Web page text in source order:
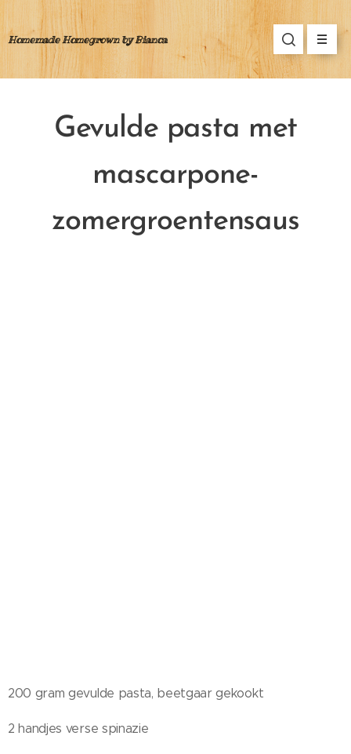
Homemade Homegrown by Bianca
Gevulde pasta met
mascarpone-
zomergroentensaus
200 gram gevulde pasta, beetgaar gekookt
2 handjes verse spinazie